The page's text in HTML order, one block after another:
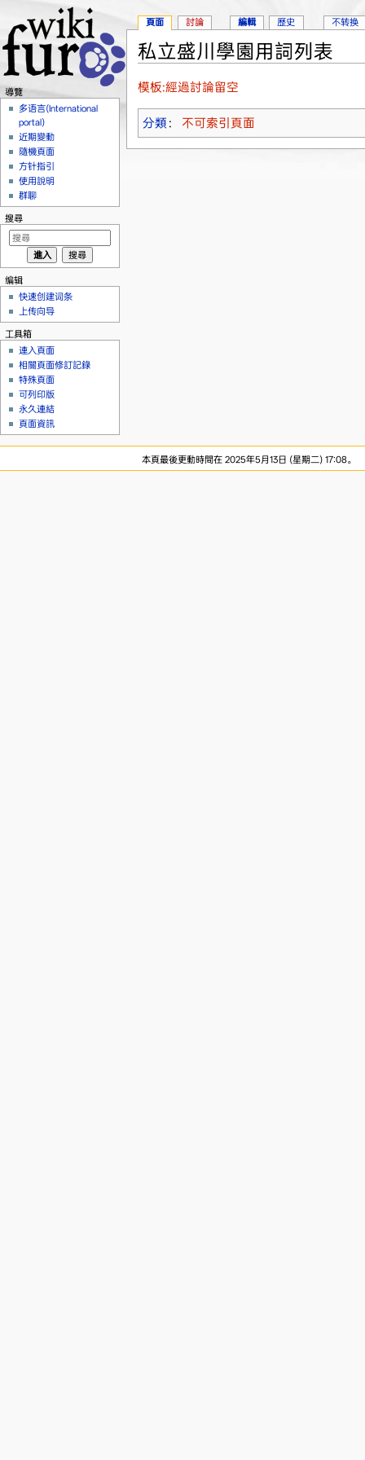
私立盛川學園用詞列表
模板:經過討論留空
分類 ： 不可索引頁面
頁面 討論 編輯 歷史 不转换
導覽
多语言(International
portal)
近期變動
隨機頁面
方针指引
使用說明
群聊
搜尋
编辑
快速创建词条
上传向导
工具箱
連入頁面
相關頁面修訂記錄
特殊頁面
可列印版
永久連結
頁面資訊
本頁最後更動時間在 2025年5月13日 (星期二) 17:08。